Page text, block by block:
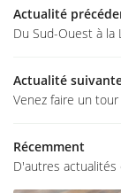
LA CARTE
Actualité
Du Sud-Ouest à la
Actualité
Venez faire un tour
Récemment
D'autres